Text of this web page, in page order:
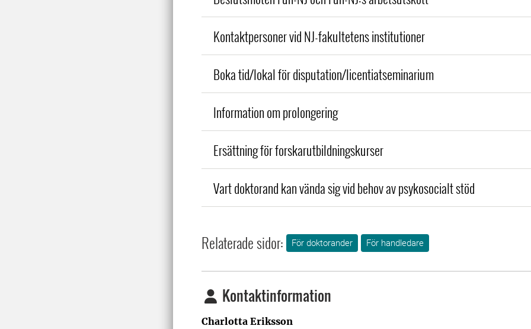
Kontaktpersoner vid NJ-fakultetens institutioner
Boka tid/lokal för disputation/licentiatseminarium
Information om prolongering
Ersättning för forskarutbildningskurser
Vart doktorand kan vända sig vid behov av psykosocialt stöd
Relaterade sidor: För doktorander För handledare
Kontaktinformation
Charlotta Eriksson